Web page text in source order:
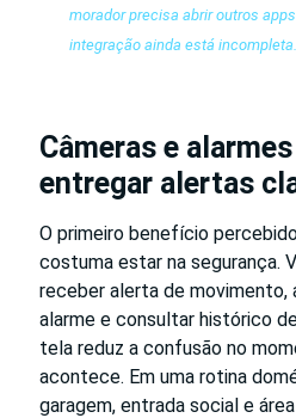
morador precisa abrir outros
integração ainda está incompleta.
Câmeras e
entregar alertas
O primeiro benefício
costuma estar na segurança.
receber alerta de movimento,
alarme e consultar histórico
tela reduz a confusão no
acontece. Em uma rotina
garagem, entrada social e